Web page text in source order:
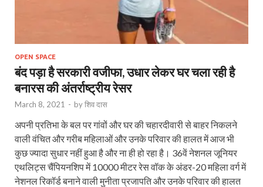
OPEN SPACE
बंद पड़ा है सरकारी वजीफा, उधार लेकर घर चला रही है
बनारस की अंतर्राष्ट्रीय रेसर
March 8, 2021 - byशिव दास
अपनी प्रतिभा के बल पर गांवों और घर की चहारदीवारी से बाहर निकलने
वाली वंचित और गरीब महिलाओं और उनके परिवार की हालत में आज भी
कुछ ज्यादा सुधार नहीं हुआ है और ना ही हो रहा है। 36वें नेशनल जूनियर
एथलिट्स चैंपियनशिप में 10000 मीटर रेस वॉक के अंडर-20 महिला वर्ग में
नेशनल रिकॉर्ड बनाने वाली मुनीता प्रजापति और उनके परिवार की हालत